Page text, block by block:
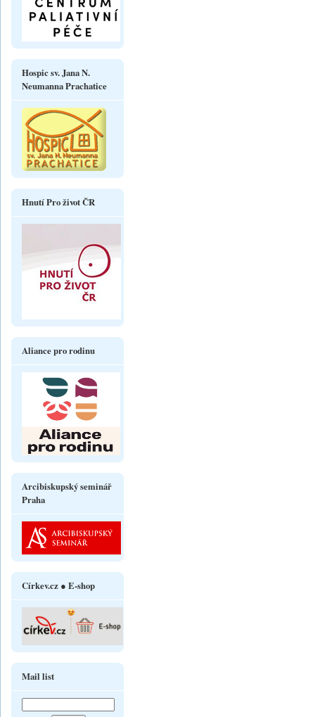
Hospic sv. Jana N.
Neumanna Prachatice
Hnutí Pro život ČR
Aliance pro rodinu
Arcibiskupský seminář
Praha
Církev.cz ● E-shop
Mail list